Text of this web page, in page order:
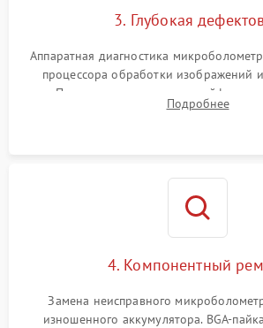
3. Глубокая
Аппаратная диагностика
процессора обработки изображений
Проверка целостности шлейфов,
интерфейсов связи. Выявление
Подробнее
4. Компонентный
Замена неисправного
изношенного аккумулятора. BGA-